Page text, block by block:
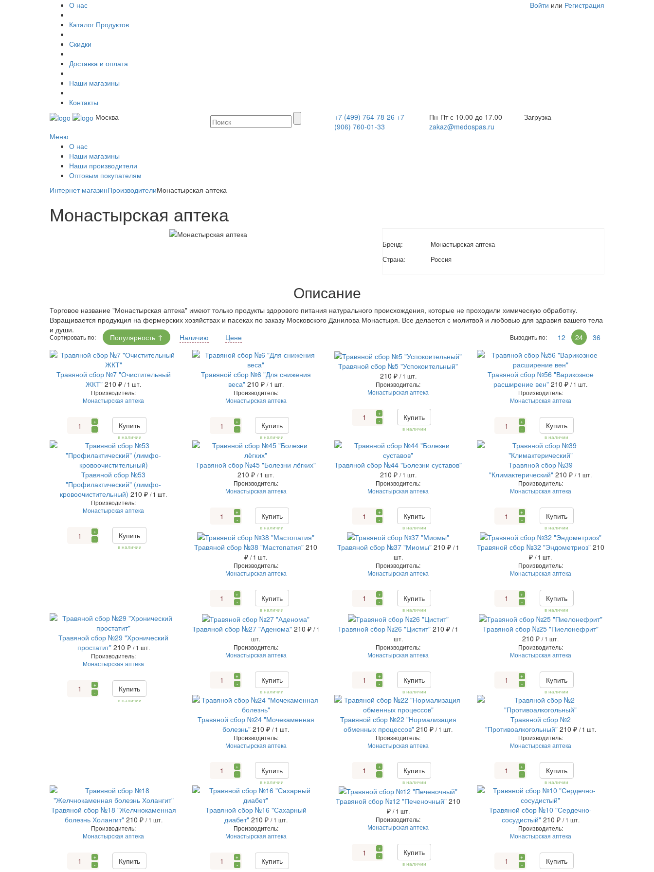
О нас
Каталог Продуктов
Скидки
Доставка и оплата
Наши магазины
Контакты
Войти или Регистрация
Москва +7 (499) 764-78-26 +7
(906) 760-01-33
Пн-Пт с 10.00 до 17.00
zakaz@medospas.ru
Загрузка
Меню
О нас
Наши магазины
Наши производители
Оптовым покупателям
Интернет магазинПроизводителиМонастырская аптека
Монастырская аптека
Бренд:
Монастырская аптека
Страна:
Россия
Описание
Торговое название "Монастырская аптека" имеют только продукты здорового питания натурального происхождения, которые не проходили химическую обработку.
Взращивается продукция на фермерских хозяйствах и пасеках по заказу Московского Данилова Монастыря. Все делается с молитвой и любовью для здравия вашего тела
и души.
Сортировать по: Популярность Наличию Цене Выводить по: 12 24 36
Травяной сбор №7 "Очистительный
ЖКТ" 210 ₽ / 1 шт.
Производитель:
Монастырская аптека
+
-
Купить
в наличии
Травяной сбор №6 "Для снижения
веса" 210 ₽ / 1 шт.
Производитель:
Монастырская аптека
+
-
Купить
в наличии
Травяной сбор №5 "Успокоительный"
210 ₽ / 1 шт.
Производитель:
Монастырская аптека
+
-
Купить
в наличии
Травяной сбор №56 "Варикозное
расширение вен" 210 ₽ / 1 шт.
Производитель:
Монастырская аптека
+
-
Купить
в наличии
Травяной сбор №53
"Профилактический" (лимфо-
кровоочистительный) 210 ₽ / 1 шт.
Производитель:
Монастырская аптека
+
-
Купить
в наличии
Травяной сбор №45 "Болезни лёгких"
210 ₽ / 1 шт.
Производитель:
Монастырская аптека
+
-
Купить
в наличии
Травяной сбор №44 "Болезни суставов"
210 ₽ / 1 шт.
Производитель:
Монастырская аптека
+
-
Купить
в наличии
Травяной сбор №39
"Климактерический" 210 ₽ / 1 шт.
Производитель:
Монастырская аптека
+
-
Купить
в наличии
Травяной сбор №38 "Мастопатия" 210
₽ / 1 шт.
Производитель:
Монастырская аптека
+
-
Купить
в наличии
Травяной сбор №37 "Миомы" 210 ₽ / 1
шт.
Производитель:
Монастырская аптека
+
-
Купить
в наличии
Травяной сбор №32 "Эндометриоз" 210
₽ / 1 шт.
Производитель:
Монастырская аптека
+
-
Купить
в наличии
Травяной сбор №29 "Хронический
простатит" 210 ₽ / 1 шт.
Производитель:
Монастырская аптека
+
-
Купить
в наличии
Травяной сбор №27 "Аденома" 210 ₽ / 1
шт.
Производитель:
Монастырская аптека
+
-
Купить
в наличии
Травяной сбор №26 "Цистит" 210 ₽ / 1
шт.
Производитель:
Монастырская аптека
+
-
Купить
в наличии
Травяной сбор №25 "Пиелонефрит"
210 ₽ / 1 шт.
Производитель:
Монастырская аптека
+
-
Купить
в наличии
Травяной сбор №24 "Мочекаменная
болезнь" 210 ₽ / 1 шт.
Производитель:
Монастырская аптека
+
-
Купить
в наличии
Травяной сбор №22 "Нормализация
обменных процессов" 210 ₽ / 1 шт.
Производитель:
Монастырская аптека
+
-
Купить
в наличии
Травяной сбор №2
"Противоалкогольный" 210 ₽ / 1 шт.
Производитель:
Монастырская аптека
+
-
Купить
в наличии
Травяной сбор №18 "Желчнокаменная
болезнь Холангит" 210 ₽ / 1 шт.
Производитель:
Монастырская аптека
+
-
Купить
Травяной сбор №16 "Сахарный
диабет" 210 ₽ / 1 шт.
Производитель:
Монастырская аптека
+
-
Купить
Травяной сбор №12 "Печеночный" 210
₽ / 1 шт.
Производитель:
Монастырская аптека
+
-
Купить
в наличии
Травяной сбор №10 "Сердечно-
сосудистый" 210 ₽ / 1 шт.
Производитель:
Монастырская аптека
+
-
Купить